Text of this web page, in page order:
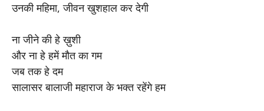
उनकी महिमा, जीवन खुशहाल कर देगी
ना जीने की हे ख़ुशी
और ना हे हमें मौत का गम
जब तक हे दम
सालासर बालाजी महाराज के भक्त रहेंगे हम